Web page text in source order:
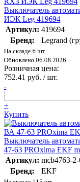
Выключатель
ИЭК Leg 419694
Артикул: 419694
Бренд:
Legrand
На складе 6 шт.
Обновлено 06.08.2026
Розничная цена:
752.41 руб. / шт.
-
+
Купить
Выключатель
47-63 PROxima EKF
Артикул: mcb4763-
Бренд:
EKF